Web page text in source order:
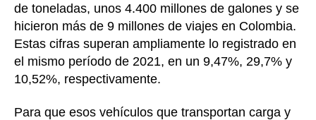
de toneladas, unos 4.400 millones de galones y se
hicieron más de 9 millones de viajes en Colombia.
Estas cifras superan ampliamente lo registrado en
el mismo período de 2021, en un 9,47%, 29,7% y
10,52%, respectivamente.
Para que esos vehículos que transportan carga y